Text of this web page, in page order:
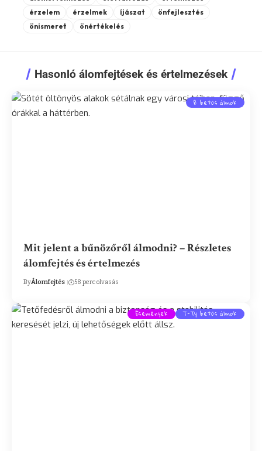
érzelem
érzelmek íjászat
önfejlesztés
önismeret
önértékelés
Hasonló álomfejtések és értelmezések
B betűs álmok
Mit jelent a bűnözőről álmodni? – Részletes
álomfejtés és értelmezés
ByÁlomfejtés 58 perc olvasás
Események T-Ty betűs álmok